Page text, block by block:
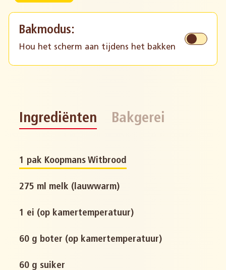
Bakmodus:
Hou het scherm aan tijdens het bakken
Ingrediënten Bakgerei
1 pak Koopmans Witbrood
275 ml melk (lauwwarm)
1 ei (op kamertemperatuur)
60 g boter (op kamertemperatuur)
60 g suiker